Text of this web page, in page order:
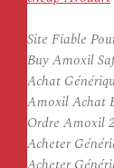
Site Fiable
Buy Amoxil
Achat
Amoxil Achat
Ordre Amoxil
Acheter